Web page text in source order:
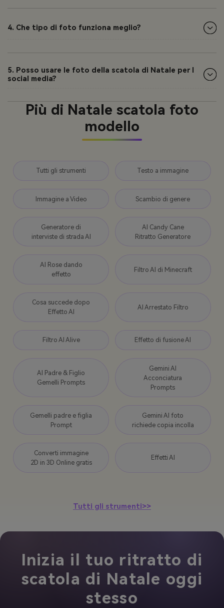
4. Che tipo di foto funziona meglio?
5. Posso usare le foto della scatola di Natale per I
social media?
Più di Natale scatola foto
modello
Tutti gli strumenti Testo a immagine
Immagine a Video Scambio di genere
Generatore di
interviste di strada AI
AI Candy Cane
Ritratto Generatore
AI Rose dando
effetto
Filtro AI di Minecraft
Cosa succede dopo
Effetto AI
AI Arrestato Filtro
Filtro AI Alive Effetto di fusione AI
AI Padre & Figlio
Gemelli Prompts
Gemini AI
Acconciatura
Prompts
Gemelli padre e figlia
Prompt
Gemini AI foto
richiede copia incolla
Converti immagine
2D in 3D Online gratis
Effetti AI
Tutti gli strumenti>>
Inizia il tuo ritratto di
scatola di Natale oggi
stesso